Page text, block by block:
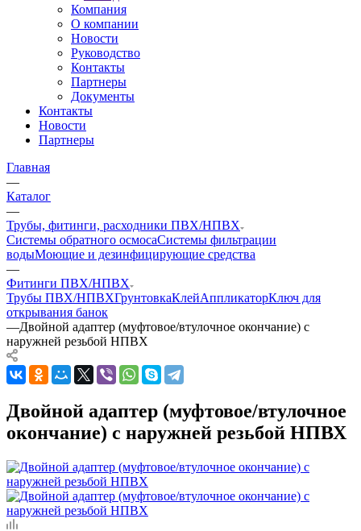
Компания
О компании
Новости
Руководство
Контакты
Партнеры
Документы
Контакты
Новости
Партнеры
Главная
—
Каталог
—
Трубы, фитинги, расходники ПВХ/НПВХ
Системы обратного осмосаСистемы фильтрации
водыМоющие и дезинфицирующие средства
—
Фитинги ПВХ/НПВХ
Трубы ПВХ/НПВХГрунтовкаКлейАппликаторКлюч для
открывания банок
—Двойной адаптер (муфтовое/втулочное окончание) с
наружней резьбой НПВХ
Двойной адаптер (муфтовое/втулочное
окончание) с наружней резьбой НПВХ